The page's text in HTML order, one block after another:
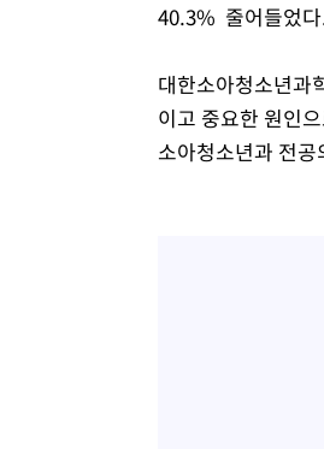
40.3% 줄어들었
대한소아청소년과
이고 중요한 원인
소아청소년과 전